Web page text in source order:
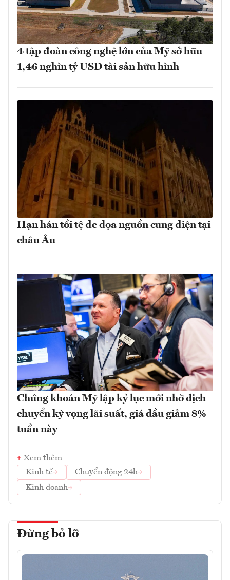
4 tập đoàn công nghệ lớn của Mỹ sở hữu
1,46 nghìn tỷ USD tài sản hữu hình
Hạn hán tồi tệ đe dọa nguồn cung điện tại
châu Âu
Chứng khoán Mỹ lập kỷ lục mới nhờ dịch
chuyển kỳ vọng lãi suất, giá dầu giảm 8%
tuần này
Xem thêm
Kinh tế
Chuyển động 24h
Kinh doanh
Đừng bỏ lỡ